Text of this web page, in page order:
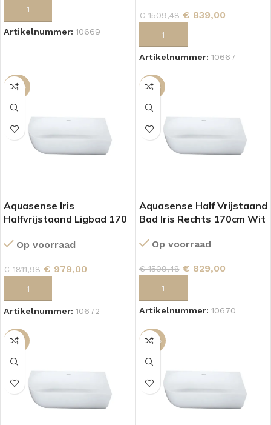
Artikelnummer: 10669
€1509,48 € 839,00
Artikelnummer: 10667
-46%
Aquasense Iris
Halfvrijstaand Ligbad 170
Op voorraad
€1811,98 € 979,00
Artikelnummer: 10672
-45%
Aquasense Half Vrijstaand
Bad Iris Rechts 170cm Wit
Op voorraad
€1509,48 € 829,00
Artikelnummer: 10670
-45% -44%